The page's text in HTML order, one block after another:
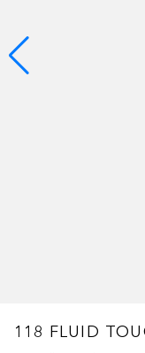
118 FLUID